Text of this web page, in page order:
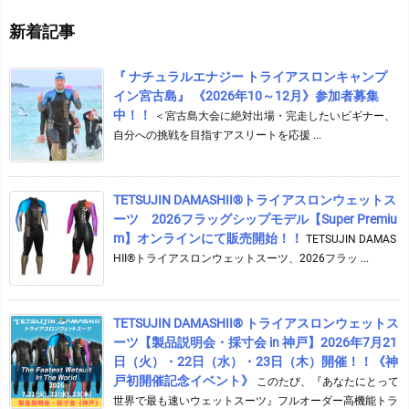
ブ
新着記事
『 ナチュラルエナジー トライアスロンキャンプ
イン宮古島』 《2026年10～12月》参加者募集
中！！
＜宮古島大会に絶対出場・完走したいビギナー、
自分への挑戦を目指すアスリートを応援 ...
TETSUJIN DAMASHII®︎トライアスロンウェットス
ーツ 2026フラッグシップモデル【Super Premiu
m】オンラインにて販売開始！！ TETSUJIN DAMAS
HII®トライアスロンウェットスーツ、2026フラッ ...
TETSUJIN DAMASHII® トライアスロンウェットス
ーツ【製品説明会・採寸会 in 神戸】2026年7月21
日（火）・22日（水）・23日（木）開催！！《神
戸初開催記念イベント》
このたび、『あなたにとって
世界で最も速いウェットスーツ』フルオーダー高機能トラ